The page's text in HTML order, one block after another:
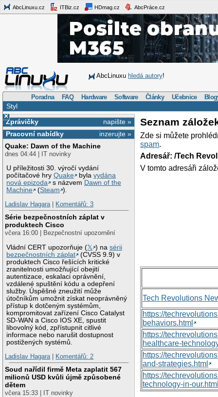
AbcLinuxu.cz ITBiz.cz HDmag.cz AbcPráce.cz
AbcLinuxu hledá autory!
Poradna FAQ Hardware Software Články Učebnice
Styl
×
napište »
Zprávičky
inzerujte »
Pracovní nabídky
Quake: Dawn of the Machine
dnes 04:44 | IT novinky
U příležitosti 30. výročí vydání
počítačové hryQuake bylavydána
nová epizoda
s názvem Dawn of the
Machine
(Steam ).
Ladislav Hagara| Komentářů: 3
Série bezpečnostních záplat v
produktech Cisco
včera 16:00 | Bezpečnostní upozornění
Vládní CERT upozorňuje (𝕏 ) nasérii
bezpečnostních záplat
(CVSS 9.9) v
produktech Cisco řešících kritické
zranitelnosti umožňující obejití
autentizace, eskalaci oprávnění,
vzdálené spuštění kódu a odepření
služby. Úspěšné zneužití může
útočníkům umožnit získat neoprávněný
přístup k dotčeným systémům,
kompromitovat zařízení Cisco Catalyst
SD-WAN a Cisco IOS XE, spustit
libovolný kód, zpřístupnit citlivé
informace nebo narušit dostupnost
postižených systémů.
Ladislav Hagara| Komentářů: 2
Soud nařídil firmě Meta zaplatit 567
milionů USD kvůli újmě způsobené
dětem
včera 15:33 | IT novinky
Seznam
Zde si můžete
spam.
Adresář: /Tech
V tomto adresáři
Tech Revolutions
https://
behaviors.html
https://
healthcare-
https://
and-strategies.html
https://
technology-in-